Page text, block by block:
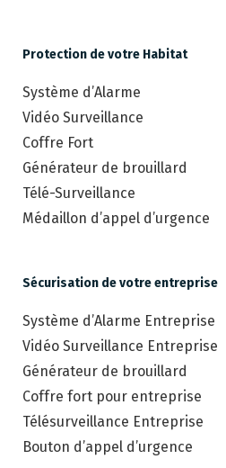
Protection de votre Habitat
Système d’Alarme
Vidéo Surveillance
Coffre Fort
Générateur de brouillard
Télé-Surveillance
Médaillon d’appel d’urgence
Sécurisation de votre entreprise
Système d’Alarme Entreprise
Vidéo Surveillance Entreprise
Générateur de brouillard
Coffre fort pour entreprise
Télésurveillance Entreprise
Bouton d’appel d’urgence